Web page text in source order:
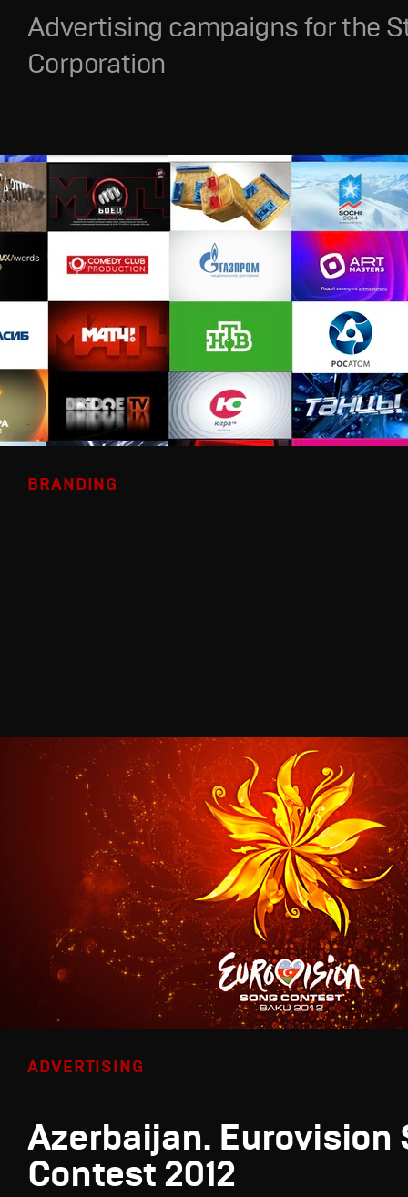
Advertising campaigns for the
Corporation
BRANDING
ADVERTISING
Azerbaijan. Eurovision
Contest 2012